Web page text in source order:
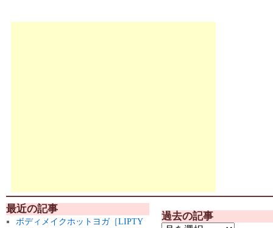
最近の記事
ボディメイクホットヨガ［LIPTY
過去の記事